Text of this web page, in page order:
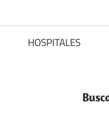
HOSPITALES